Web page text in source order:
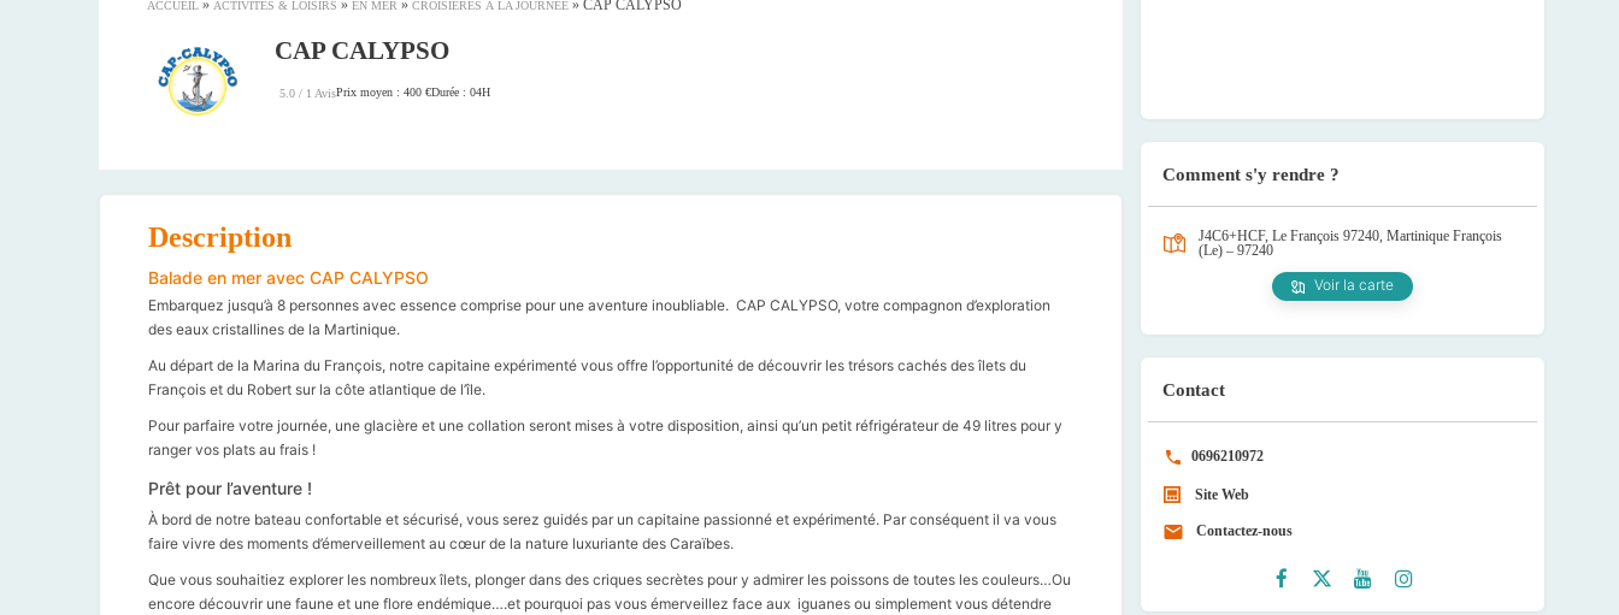
ACCUEIL » ACTIVITÉS & LOISIRS » EN MER » CROISIÈRES À LA JOURNÉE » CAP CALYPSO
CAP CALYPSO
5.0 / 1 AvisPrix moyen : 400 €Durée : 04H
Description
Balade en mer avec CAP CALYPSO
Embarquez jusqu’à 8 personnes avec essence comprise pour une aventure inoubliable. CAP CALYPSO, votre compagnon d’exploration
des eaux cristallines de la Martinique.
Au départ de la Marina du François, notre capitaine expérimenté vous offre l’opportunité de découvrir les trésors cachés des îlets du
François et du Robert sur la côte atlantique de l’île.
Pour parfaire votre journée, une glacière et une collation seront mises à votre disposition, ainsi qu’un petit réfrigérateur de 49 litres pour y
ranger vos plats au frais !
Prêt pour l’aventure !
À bord de notre bateau confortable et sécurisé, vous serez guidés par un capitaine passionné et expérimenté. Par conséquent il va vous
faire vivre des moments d’émerveillement au cœur de la nature luxuriante des Caraïbes.
Que vous souhaitiez explorer les nombreux îlets, plonger dans des criques secrètes pour y admirer les poissons de toutes les couleurs…Ou
encore découvrir une faune et une flore endémique….et pourquoi pas vous émerveillez face aux iguanes ou simplement vous détendre
Comment s'y rendre ?
J4C6+HCF, Le François 97240, Martinique François
(Le) – 97240
Voir la carte
Contact
0696210972
Site Web
Contactez-nous